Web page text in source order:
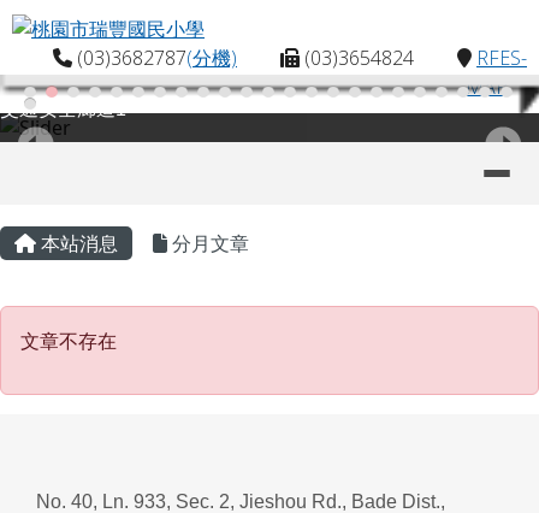
跳至主內容區
桃園市瑞豐國民小學
(03)3682787(分機) (03)3654824
RFES-
MAP
交通安全廊道1
主內容區域
本站消息 分月文章
文章不存在
文章不存在
頁尾區域
No. 40, Ln. 933, Sec. 2, Jieshou Rd., Bade Dist.,